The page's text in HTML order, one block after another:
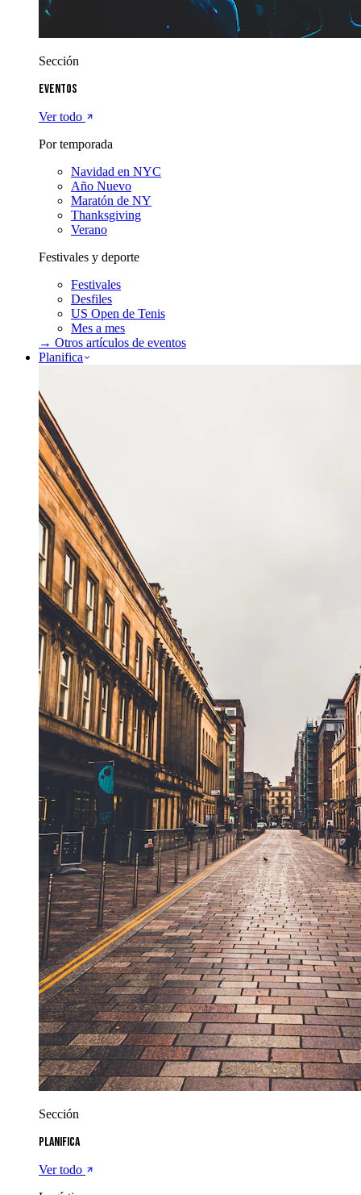
Sección
Eventos
Ver todo
Por temporada
Navidad en NYC
Año Nuevo
Maratón de NY
Thanksgiving
Verano
Festivales y deporte
Festivales
Desfiles
US Open de Tenis
Mes a mes
→ Otros artículos de eventos
Planifica
Sección
Planifica
Ver todo